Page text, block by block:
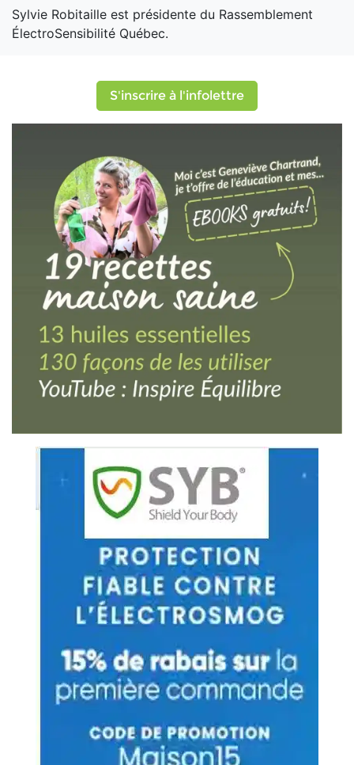
Sylvie Robitaille est présidente du Rassemblement
ÉlectroSensibilité Québec.
S'inscrire à l'infolettre